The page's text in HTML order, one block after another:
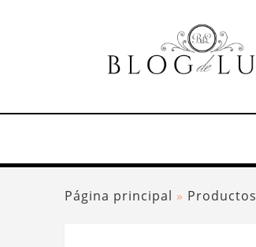
Página principal » Productos